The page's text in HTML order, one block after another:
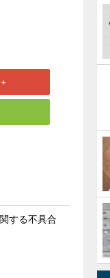
する不具合